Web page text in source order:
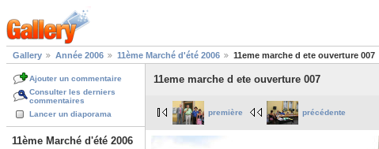
Gallery Année 2006 11ème Marché d'été 2006 11eme marche d ete ouverture 007
Ajouter un commentaire
Consulter les derniers
commentaires
Lancer un diaporama
11ème Marché d'été 2006
11eme marche d ete ouverture 007
première précédente